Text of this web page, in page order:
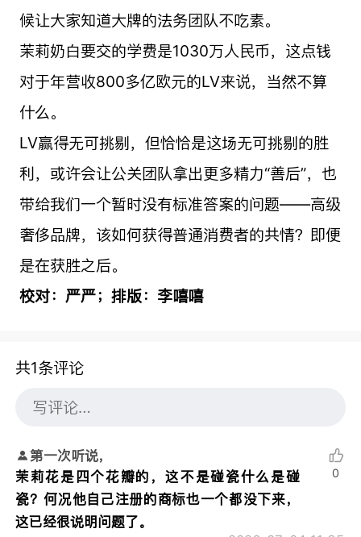
候让大家知道大牌的法务团队不吃素。
茉莉奶白要交的学费是1030万人民币，这点钱
对于年营收800多亿欧元的LV来说，当然不算
什么。
LV赢得无可挑剔，但恰恰是这场无可挑剔的胜
利，或许会让公关团队拿出更多精力“善后”，也
带给我们一个暂时没有标准答案的问题——高级
奢侈品牌，该如何获得普通消费者的共情？即便
是在获胜之后。
校对：严严；排版：李嘻嘻
共1条评论
第一次听说，
茉莉花是四个花瓣的，这不是碰瓷什么是碰
瓷？何况他自己注册的商标也一个都没下来，
这已经很说明问题了。
0